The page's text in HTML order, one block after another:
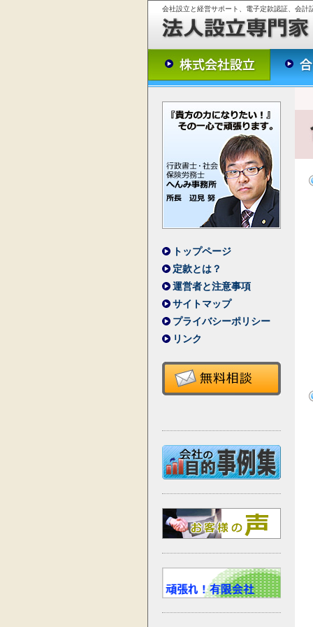
会社設立と経営サポート、電子定款認証、会計
トップページ
定款とは？
運営者と注意事項
サイトマップ
プライバシーポリシー
リンク